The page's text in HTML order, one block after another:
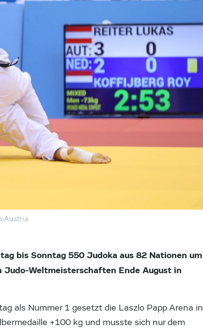
Austria
bis Sonntag 550 Judoka aus 82 Nationen um
Judo-Weltmeisterschaften Ende August in
als Nummer 1 gesetzt die Laszlo Papp Arena in
+100 kg und musste sich nur dem